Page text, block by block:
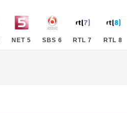
NET 5 SBS 6 RTL 7 RTL 8